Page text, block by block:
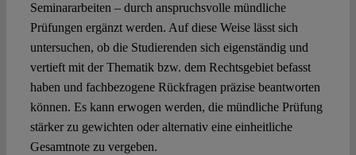
Seminararbeiten – durch anspruchsvolle mündliche
Prüfungen ergänzt werden. Auf diese Weise lässt sich
untersuchen, ob die Studierenden sich eigenständig und
vertieft mit der Thematik bzw. dem Rechtsgebiet befasst
haben und fachbezogene Rückfragen präzise beantworten
können. Es kann erwogen werden, die mündliche Prüfung
stärker zu gewichten oder alternativ eine einheitliche
Gesamtnote zu vergeben.